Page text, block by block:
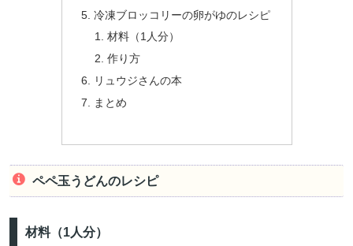
冷凍ブロッコリーの卵がゆのレシピ
材料（1人分）
作り方
リュウジさんの本
まとめ
ペペ玉うどんのレシピ
材料（1人分）